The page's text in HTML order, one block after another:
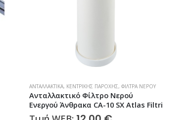
ΑΝΤΑΛΛΑΚΤΙΚΆ, ΚΕΝΤΡΙΚΉΣ ΠΑΡΟΧΉΣ, ΦΊΛΤΡΑ ΝΕΡΟΎ
Ανταλλακτικό Φίλτρο Νερού
Ενεργού Άνθρακα CA-7 SX 25μm Atlas
Filtri